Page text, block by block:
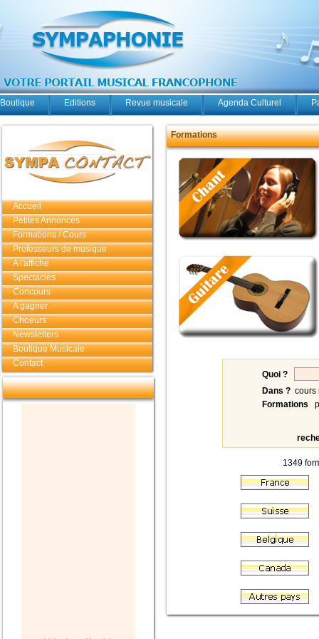
Boutique Editions Revue musicale Agenda Culturel
Accueil
Petites Annonces
Formations / Cours
Professeurs de musique
A l'affiche
Spectacles
Concours
A gagner
Choeurs
Newsletters
Boutique Musicale
Contact
Formations
Quoi ?
Dans ? cours
Formations
1349